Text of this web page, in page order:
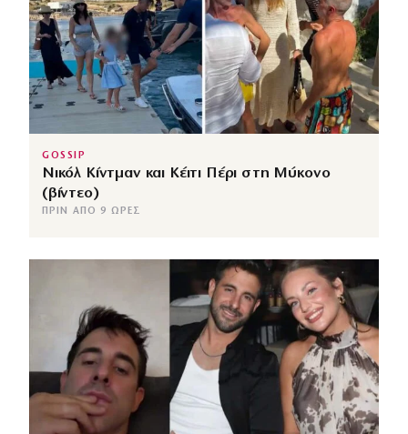
GOSSIP
Νικόλ Κίντμαν και Κέιτι Πέρι στη Μύκονο
(βίντεο)
ΠΡΙΝ ΑΠΌ 9 ΏΡΕΣ